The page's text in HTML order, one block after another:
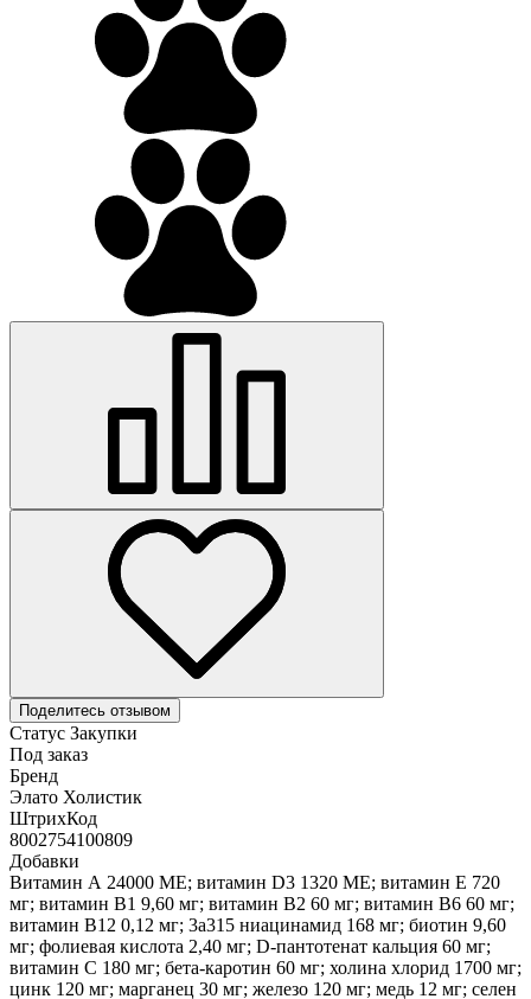
Поделитесь отзывом
Статус Закупки
Под заказ
Бренд
Элато Холистик
ШтрихКод
8002754100809
Добавки
Витамин А 24000 МЕ; витамин D3 1320 МЕ; витамин Е 720
мг; витамин B1 9,60 мг; витамин В2 60 мг; витамин B6 60 мг;
витамин В12 0,12 мг; 3а315 ниацинамид 168 мг; биотин 9,60
мг; фолиевая кислота 2,40 мг; D-пантотенат кальция 60 мг;
витамин С 180 мг; бета-каротин 60 мг; холина хлорид 1700 мг;
цинк 120 мг; марганец 30 мг; железо 120 мг; медь 12 мг; селен